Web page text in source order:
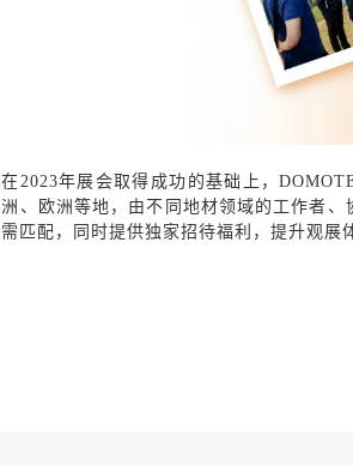
在2023年展会取得成功的基础上，
洲、欧洲等地，由不同地材领域的工作者、
需匹配，同时提供独家招待福利，提升观展